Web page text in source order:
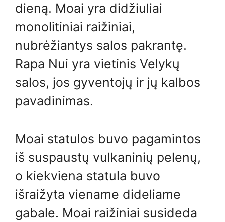
dieną. Moai yra didžiuliai
monolitiniai raižiniai,
nubrėžiantys salos pakrantę.
Rapa Nui yra vietinis Velykų
salos, jos gyventojų ir jų kalbos
pavadinimas.
Moai statulos buvo pagamintos
iš suspaustų vulkaninių pelenų,
o kiekviena statula buvo
išraižyta viename dideliame
gabale. Moai raižiniai susideda